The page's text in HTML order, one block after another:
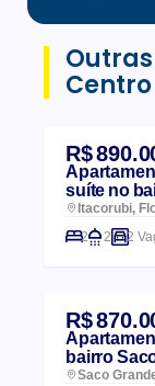
Centro
R$
suíte no
Itacorubi,
2
2 2
R$
bairro
Saco